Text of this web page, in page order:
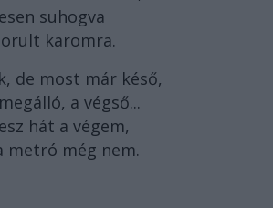
suhogva
karomra.
de most már késő,
a végső...
hát a végem,
metró még nem.